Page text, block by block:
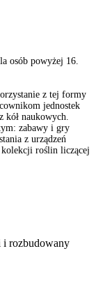
osób powyżej 16.
z tej formy
jednostek
kół naukowych.
zabawy i gry
z urządzeń
kolekcji roślin liczącej
i rozbudowany